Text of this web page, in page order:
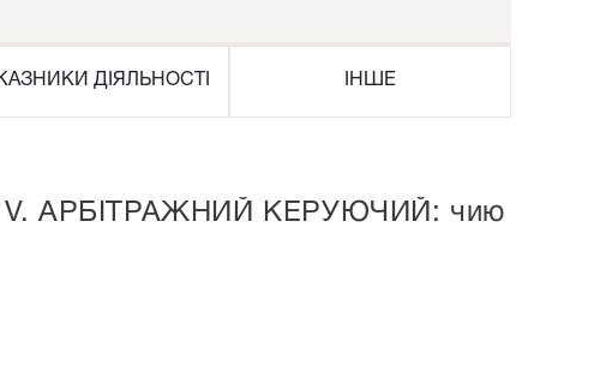
ДІЯЛЬНОСТІ ІНШЕ
V. АРБІТРАЖНИЙ КЕРУЮЧИЙ: чию